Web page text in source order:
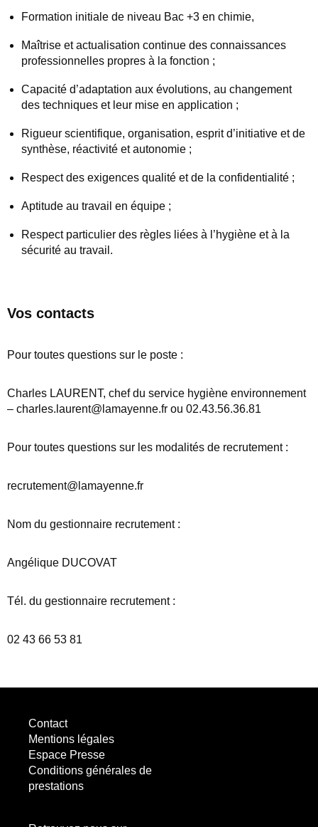
Formation initiale de niveau Bac +3 en chimie,
Maîtrise et actualisation continue des connaissances
professionnelles propres à la fonction ;
Capacité d’adaptation aux évolutions, au changement
des techniques et leur mise en application ;
Rigueur scientifique, organisation, esprit d’initiative et de
synthèse, réactivité et autonomie ;
Respect des exigences qualité et de la confidentialité ;
Aptitude au travail en équipe ;
Respect particulier des règles liées à l’hygiène et à la
sécurité au travail.
Vos contacts
Pour toutes questions sur le poste :
Charles LAURENT, chef du service hygiène environnement
– charles.laurent@lamayenne.fr ou 02.43.56.36.81
Pour toutes questions sur les modalités de recrutement :
recrutement@lamayenne.fr
Nom du gestionnaire recrutement :
Angélique DUCOVAT
Tél. du gestionnaire recrutement :
02 43 66 53 81
Contact
Mentions légales
Espace Presse
Conditions générales de
prestations